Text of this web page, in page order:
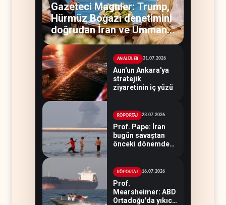
Gazeteci Magnier: Trump,
Hürmüz Boğazı denetimini
doğrudan İran ve Umman'a
teslim etti
ANALİZLER 31.07.2026
Aun'un Ankara'ya
stratejik
ziyaretinin iç yüzü
RÖPORTAJ 23.07.2026
Prof. Pape: İran
bugün savaştan
önceki dönemden
RÖPORTAJ 16.07.2026
Prof.
Mearsheimer: ABD
Ortadoğu'da yıkıcı